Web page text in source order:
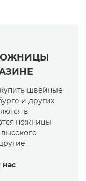
швейные
и других
в
ножницы